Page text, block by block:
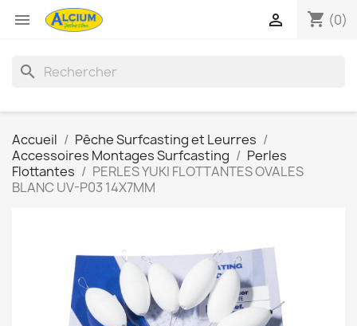
 shopping_cart (0)

search
Accueil
Pêche Surfcasting et Leurres
Accessoires Montages Surfcasting
Perles
Flottantes
PERLES YUKI FLOTTANTES OVALES
BLANC UV-P03 14X7MM